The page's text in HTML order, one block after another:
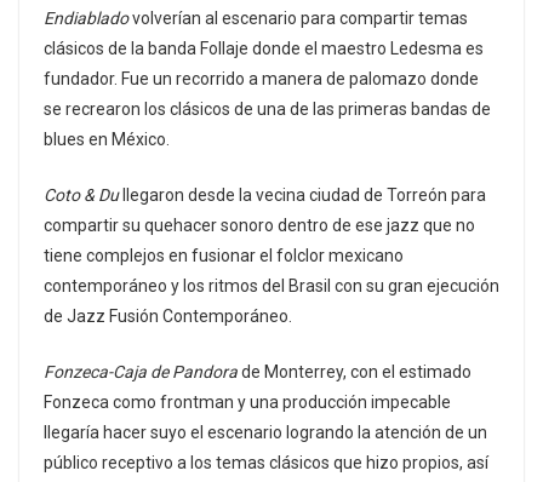
Endiabladovolverían al escenario para compartir temas
clásicos de la banda Follaje donde el maestro Ledesma es
fundador. Fue un recorrido a manera de palomazo donde
se recrearon los clásicos de una de las primeras bandas de
blues en México.
Coto & Dullegaron desde la vecina ciudad de Torreón para
compartir su quehacer sonoro dentro de ese jazz que no
tiene complejos en fusionar el folclor mexicano
contemporáneo y los ritmos del Brasil con su gran ejecución
de Jazz Fusión Contemporáneo.
Fonzeca-Caja de Pandorade Monterrey, con el estimado
Fonzeca como frontman y una producción impecable
llegaría hacer suyo el escenario logrando la atención de un
público receptivo a los temas clásicos que hizo propios, así